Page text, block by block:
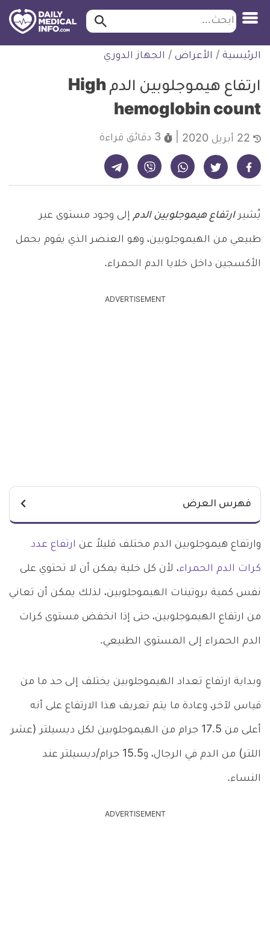
التخطي
للمحتوى
ابحث ابحث…
الرئيسية / الأعراض / الجهاز الدوري
ارتفاع هيموجلوبين الدم High
hemoglobin count
3 دقائق قراءة
شارك على فيسبوك - ديلي ميديكال انفو شارك على تويتر - ديلي ميديكال انفو شارك على واتساب - ديلي ميديكال انفو شارك على فايبر - ديلي ميديكال انفو شارك على تيليجرام - ديلي ميديكال انفو
يُشيرارتفاع هيموجلوبين الدم إلى وجود مستوى عير
طبيعي من الهيموجلوبين، وهو العنصر الذي يقوم بحمل
الأكسجين داخل خلايا الدم الحمراء.
ADVERTISEMENT
فهرس العرض
وارتفاع هيموجلوبين الدم مختلف قليلاً عن ارتفاع عدد
كرات الدم الحمراء، لأن كل خلية يمكن أن لا تحتوي على
نفس كمية بروتينات الهيموجلوبين، لذلك يمكن أن تعاني
من ارتفاع الهيموجلوبين، حتى إذا انخفض مستوى كرات
الدم الحمراء إلى المستوى الطبيعي.
وبداية ارتفاع تعداد الهيموجلوبين يختلف إلى حد ما من
قياس لآخر، وعادة ما يتم تعريف هذا الارتفاع على أنه
أعلى من 17.5 جرام من الهيموجلوبين لكل ديسيلتر (عشر
اللتر) من الدم في الرجال، و15.5 جرام/ديسيلتر عند
النساء.
ADVERTISEMENT